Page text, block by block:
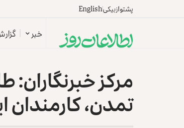
پشتوازبیکیEnglish
خبر
مرکز خبرنگاران:
تمدن، کارمندان